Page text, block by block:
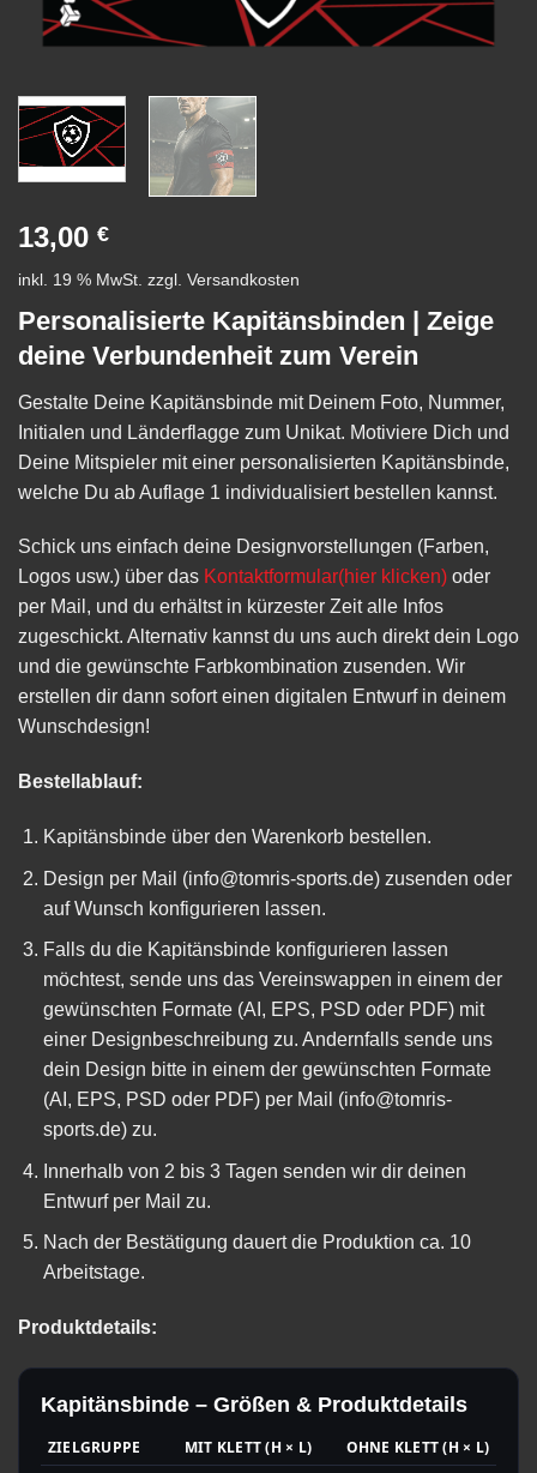
13,00 €
inkl. 19 % MwSt. zzgl. Versandkosten
Personalisierte Kapitänsbinden | Zeige
deine Verbundenheit zum Verein
Gestalte Deine Kapitänsbinde mit Deinem Foto, Nummer,
Initialen und Länderflagge zum Unikat. Motiviere Dich und
Deine Mitspieler mit einer personalisierten Kapitänsbinde,
welche Du ab Auflage 1 individualisiert bestellen kannst.
Schick uns einfach deine Designvorstellungen (Farben,
Logos usw.) über das Kontaktformular(hier klicken) oder
per Mail, und du erhältst in kürzester Zeit alle Infos
zugeschickt. Alternativ kannst du uns auch direkt dein Logo
und die gewünschte Farbkombination zusenden. Wir
erstellen dir dann sofort einen digitalen Entwurf in deinem
Wunschdesign!
Bestellablauf:
Kapitänsbinde über den Warenkorb bestellen.
Design per Mail (info@tomris-sports.de) zusenden oder
auf Wunsch konfigurieren lassen.
Falls du die Kapitänsbinde konfigurieren lassen
möchtest, sende uns das Vereinswappen in einem der
gewünschten Formate (AI, EPS, PSD oder PDF) mit
einer Designbeschreibung zu. Andernfalls sende uns
dein Design bitte in einem der gewünschten Formate
(AI, EPS, PSD oder PDF) per Mail (info@tomris-
sports.de) zu.
Innerhalb von 2 bis 3 Tagen senden wir dir deinen
Entwurf per Mail zu.
Nach der Bestätigung dauert die Produktion ca. 10
Arbeitstage.
Produktdetails:
Kapitänsbinde – Größen & Produktdetails
ZIELGRUPPE MIT KLETT (H × L) OHNE KLETT (H × L)